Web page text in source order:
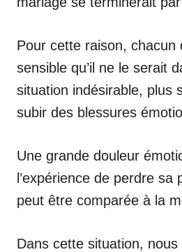
Pour cette raison, chacun
sensible qu’il ne le serait
situation indésirable, plus
subir des blessures
Une grande douleur
l’expérience de perdre sa
peut être comparée à la
Dans cette situation,